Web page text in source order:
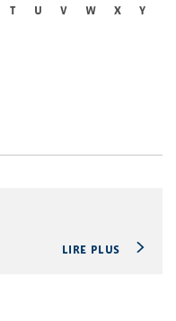
T U V W X Y
LIRE PLUS